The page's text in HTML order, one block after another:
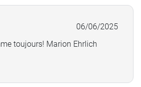
son huile de massage ?
06/06/2025
toujours! Marion Ehrlich